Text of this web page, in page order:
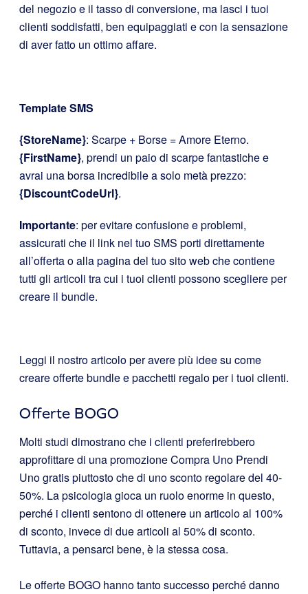
del negozio e il tasso di conversione, ma lasci i tuoi
clienti soddisfatti, ben equipaggiati e con la sensazione
di aver fatto un ottimo affare.
Template SMS
{StoreName}: Scarpe + Borse = Amore Eterno.
{FirstName}, prendi un paio di scarpe fantastiche e
avrai una borsa incredibile a solo metà prezzo:
{DiscountCodeUrl}.
Importante: per evitare confusione e problemi,
assicurati che il link nel tuo SMS porti direttamente
all’offerta o alla pagina del tuo sito web che contiene
tutti gli articoli tra cui i tuoi clienti possono scegliere per
creare il bundle.
Leggi il nostro articolo per avere più idee su come
creare offerte bundle e pacchetti regaloper i tuoi clienti.
Offerte BOGO
Molti studi dimostrano che i clienti preferirebbero
approfittare di una promozione Compra Uno Prendi
Uno gratis piuttosto che di uno sconto regolare del 40-
50%. La psicologia gioca un ruolo enorme in questo,
perché i clienti sentono di ottenere un articolo al 100%
di sconto, invece di due articoli al 50% di sconto.
Tuttavia, a pensarci bene, è la stessa cosa.
Le offerte BOGO hanno tanto successo perché danno